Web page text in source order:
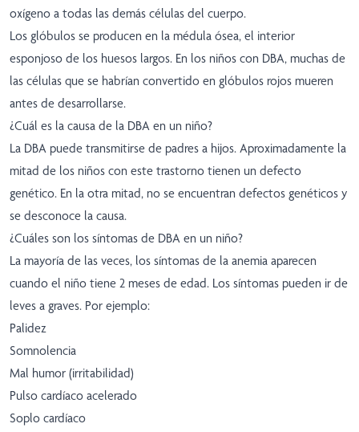
oxígeno a todas las demás células del cuerpo.
Los glóbulos se producen en la médula ósea, el interior
esponjoso de los huesos largos. En los niños con DBA, muchas de
las células que se habrían convertido en glóbulos rojos mueren
antes de desarrollarse.
¿Cuál es la causa de la DBA en un niño?
La DBA puede transmitirse de padres a hijos. Aproximadamente la
mitad de los niños con este trastorno tienen un defecto
genético. En la otra mitad, no se encuentran defectos genéticos y
se desconoce la causa.
¿Cuáles son los síntomas de DBA en un niño?
La mayoría de las veces, los síntomas de la anemia aparecen
cuando el niño tiene 2 meses de edad. Los síntomas pueden ir de
leves a graves. Por ejemplo:
Palidez
Somnolencia
Mal humor (irritabilidad)
Pulso cardíaco acelerado
Soplo cardíaco